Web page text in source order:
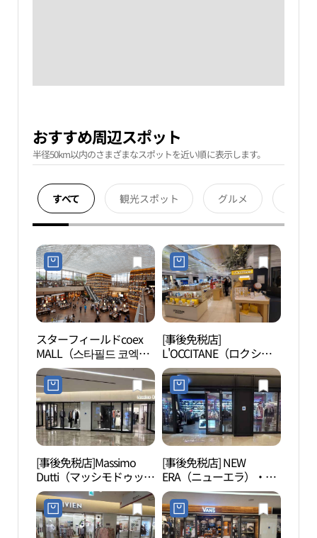
おすすめ周辺スポット
半径50km以内のさまざまなスポットを近い順に表示します。
すべて 観光スポット グルメ
スターフィールドcoex
MALL（스타필드 코엑스
몰）
[事後免税店]
L'OCCITANE（ロクシタ
ン）・現代百貨店貿易セ
ンター店(록시땅 현대백
화점 무역센터점)
[事後免税店]Massimo
Dutti（マッシモドゥッテ
ィ）・スターフィールド
COEXモール店(마시모두
띠 스타필드 코엑스몰점)
[事後免税店] NEW
ERA（ニューエラ）・ス
ターフィールドCOEXモ
ール店(뉴에라 스타필드
코엑스몰점)